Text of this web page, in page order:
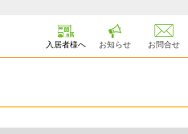
入居者様へ お知らせ お問合せ